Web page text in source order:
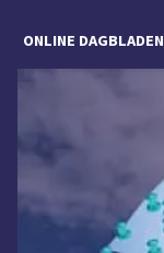
ONLINE DAGBLADEN